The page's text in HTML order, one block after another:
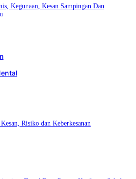
Kegunaan, Kesan Sampingan Dan
Risiko dan Keberkesanan